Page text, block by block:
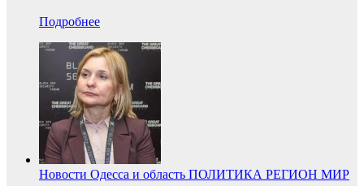
Подробнее
Новости Одесса и область ПОЛИТИКА РЕГИОН МИР